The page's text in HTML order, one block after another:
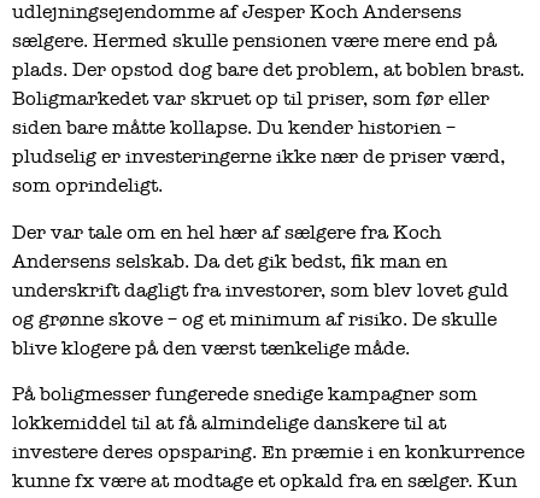
udlejningsejendomme af Jesper Koch Andersens
sælgere. Hermed skulle pensionen være mere end på
plads. Der opstod dog bare det problem, at boblen brast.
Boligmarkedet var skruet op til priser, som før eller
siden bare måtte kollapse. Du kender historien –
pludselig er investeringerne ikke nær de priser værd,
som oprindeligt.
Der var tale om en hel hær af sælgere fra Koch
Andersens selskab. Da det gik bedst, fik man en
underskrift dagligt fra investorer, som blev lovet guld
og grønne skove – og et minimum af risiko. De skulle
blive klogere på den værst tænkelige måde.
På boligmesser fungerede snedige kampagner som
lokkemiddel til at få almindelige danskere til at
investere deres opsparing. En præmie i en konkurrence
kunne fx være at modtage et opkald fra en sælger. Kun